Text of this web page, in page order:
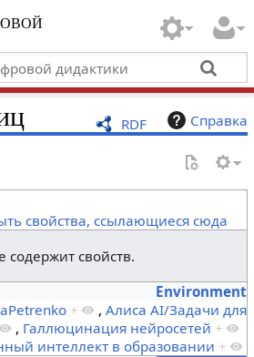
RDF Справка
свойства, ссылающиеся сюда
содержит свойств.
Environment
+ ,Алиса AI/Задачи для
, Галлюцинация нейросетей +
интеллект в образовании +